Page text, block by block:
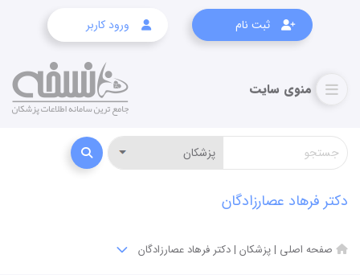
ثبت نام ورود کاربر
دکتر فرهاد عصارزادگان
صفحه اصلی |پزشکان |دکتر فرهاد عصارزادگان